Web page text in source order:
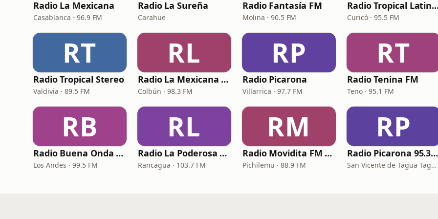
Radio La Mexicana
Casablanca · 96.9 FM
Radio La Sureña
Carahue
Radio Fantasía FM
Molina · 90.5 FM
Radio Tropical
Curicó · 95.5 FM
RT
Radio Tropical Stereo
Valdivia · 89.5 FM
RL
Radio La Mexicana Colbún
Colbún · 98.3 FM
RP
Radio Picarona
Villarrica · 97.7 FM
RT
Radio Tenina FM
Teno · 95.1 FM
RB
Radio Buena Onda Los Andes
Los Andes · 99.5 FM
RL
Radio La Poderosa Chile
Rancagua · 103.7 FM
RM
Radio Movidita FM Pichilemu
Pichilemu · 88.9 FM
RP
Radio Picarona 95.3 FM
San Vicente de Tagua Tagua · 95.3 FM